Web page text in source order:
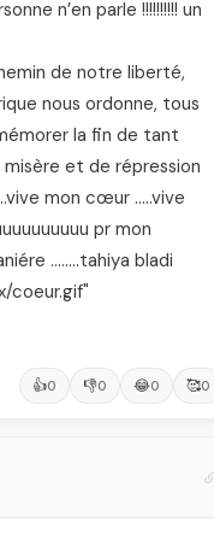
n’en parle !!!!!!!!!! un
de notre liberté,
nous ordonne, tous
la fin de tant
et de répression
mon cœur …..vive
pr mon
……..tahiya bladi
coeur.gif"
👍0 👎0 😂0 🥰0